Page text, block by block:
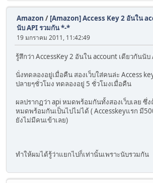
Amazon / [Amazon] Access Key 2 อันใน
นับ API รวมกัน *-*
19 มกราคม 2011, 11:42:49
รู้สึกว่า AccessKey 2 อันใน account เดียวกันนั
นั่งทดลองอยู่เมื่อคืน สองเว็บใส่คนล่ะ Access
ปลายๆชั่วโมง ทดลองอยู่ 5 ชั่วโมงเมื่อคืน
ผลปรากฏว่า api หมดพร้อมกันทั้งสองเว็บเลย ซึ่
หมดพร้อมกันเป็นไปไม่ได้ ( Accesskeyแรก มี
ยังไม่มีคนเข้าเลย)
ทำให้ผมได้รู้ว่าแยกไปก็เท่านั้นเพราะนับรวมกัน